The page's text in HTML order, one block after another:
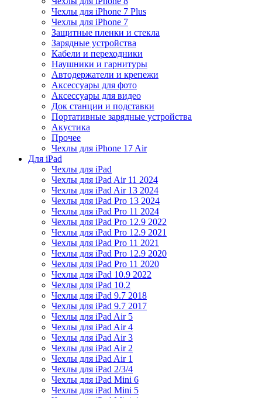
Чехлы для iPhone 7 Plus
Чехлы для iPhone 7
Защитные пленки и стекла
Зарядные устройства
Кабели и переходники
Наушники и гарнитуры
Автодержатели и крепежи
Аксессуары для фото
Аксессуары для видео
Док станции и подставки
Портативные зарядные устройства
Акустика
Прочее
Чехлы для iPhone 17 Air
Для iPad
Чехлы для iPad
Чехлы для iPad Air 11 2024
Чехлы для iPad Air 13 2024
Чехлы для iPad Pro 13 2024
Чехлы для iPad Pro 11 2024
Чехлы для iPad Pro 12.9 2022
Чехлы для iPad Pro 12.9 2021
Чехлы для iPad Pro 11 2021
Чехлы для iPad Pro 12.9 2020
Чехлы для iPad Pro 11 2020
Чехлы для iPad 10.9 2022
Чехлы для iPad 10.2
Чехлы для iPad 9.7 2018
Чехлы для iPad 9.7 2017
Чехлы для iPad Air 5
Чехлы для iPad Air 4
Чехлы для iPad Air 3
Чехлы для iPad Air 2
Чехлы для iPad Air 1
Чехлы для iPad 2/3/4
Чехлы для iPad Mini 6
Чехлы для iPad Mini 5